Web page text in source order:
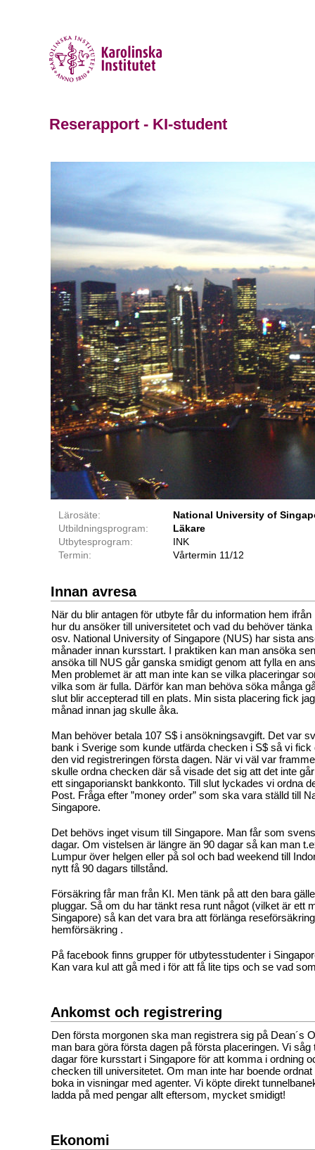
Reserapport - KI-student
Lärosäte:
National University of
Utbildningsprogram:
Läkare
Utbytesprogram:
INK
Termin:
Vårtermin 11/12
Innan avresa
När du blir antagen för utbyte får du information hem
hur du ansöker till universitetet och vad du behöver
osv. National University of Singapore (NUS) har sista
månader innan kursstart. I praktiken kan man ansöka
ansöka till NUS går ganska smidigt genom att fylla en
Men problemet är att man inte kan se vilka placeringar
vilka som är fulla. Därför kan man behöva söka många
slut blir accepterad till en plats. Min sista placering fick
månad innan jag skulle åka.
Man behöver betala 107 S$ i ansökningsavgift. Det var
bank i Sverige som kunde utfärda checken i S$ så vi
den vid registreringen första dagen. När vi väl var
skulle ordna checken där så visade det sig att det inte
ett singaporianskt bankkonto. Till slut lyckades vi ordna
Post. Fråga efter ”money order” som ska vara ställd till
Singapore.
Det behövs inget visum till Singapore. Man får som
dagar. Om vistelsen är längre än 90 dagar så kan man
Lumpur över helgen eller på sol och bad weekend till
nytt få 90 dagars tillstånd.
Försäkring får man från KI. Men tänk på att den bara
pluggar. Så om du har tänkt resa runt något (vilket är ett
Singapore) så kan det vara bra att förlänga
hemförsäkring .
På facebook finns grupper för utbytesstudenter i
Kan vara kul att gå med i för att få lite tips och se vad
Ankomst och registrering
Den första morgonen ska man registrera sig på Dean´s
man bara göra första dagen på första placeringen. Vi såg
dagar före kursstart i Singapore för att komma i ordning
checken till universitetet. Om man inte har boende
boka in visningar med agenter. Vi köpte direkt
ladda på med pengar allt eftersom, mycket smidigt!
Ekonomi